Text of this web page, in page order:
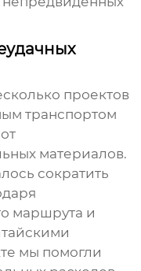
проектов
транспортом
материалов.
сократить
маршрута и
мы помогли